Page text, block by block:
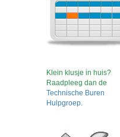
Klein klusje in huis?
Raadpleeg dan de
Technische Buren
Hulpgroep.